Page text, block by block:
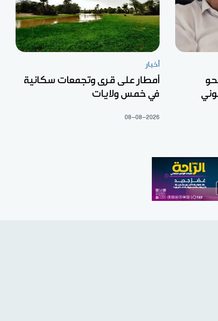
أخبار
أمطار على قرى وتجمعات سكانية
في خمس ولايات
08-08-2026